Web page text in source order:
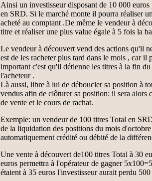
Ainsi un investisseur disposant de 10 000
en SRD. Si le marché monte il pourra réaliser
acheté au comptant .De même le vendeur à
titre et réaliser une plus value égale à 5 fois la
Le vendeur à découvert vend des actions qu'il
est de les racheter plus tard dans le mois , car il
important c'est qu'il détienne les titres à la fin
l'acheteur .
Là aussi, libre à lui de déboucler sa position à
vendus afin de clôturer sa position: il sera
de vente et le cours de rachat.
Exemple: un vendeur de 100 titres Total en
de la liquidation des positions du mois
automatiquement crédité ou débité de la
Une vente à découvert de100 titres Total à 30
euros permettra à l'opérateur de gagner
étaient à 35 euros l'investisseur aurait perdu